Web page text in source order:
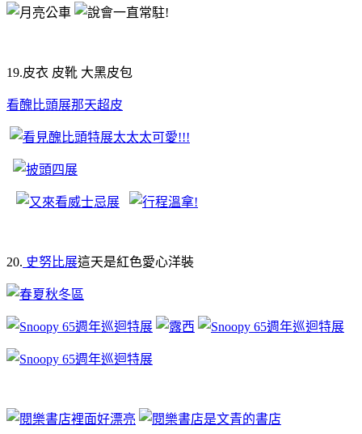
19.皮衣 皮靴 大黑皮包
看醜比頭展那天超皮
20. 史努比展這天是紅色愛心洋裝